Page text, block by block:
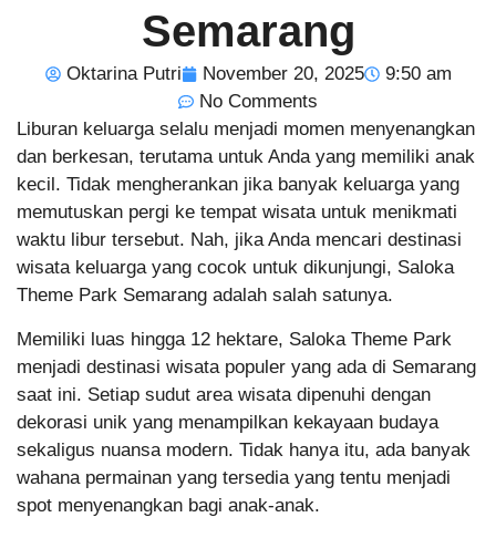
Semarang
Oktarina Putri November 20, 2025
9:50 am
No Comments
Liburan keluarga selalu menjadi momen menyenangkan
dan berkesan, terutama untuk Anda yang memiliki anak
kecil. Tidak mengherankan jika banyak keluarga yang
memutuskan pergi ke tempat wisata untuk menikmati
waktu libur tersebut. Nah, jika Anda mencari destinasi
wisata keluarga yang cocok untuk dikunjungi, Saloka
Theme Park Semarang adalah salah satunya.
Memiliki luas hingga 12 hektare, Saloka Theme Park
menjadi destinasi wisata populer yang ada di Semarang
saat ini. Setiap sudut area wisata dipenuhi dengan
dekorasi unik yang menampilkan kekayaan budaya
sekaligus nuansa modern. Tidak hanya itu, ada banyak
wahana permainan yang tersedia yang tentu menjadi
spot menyenangkan bagi anak-anak.